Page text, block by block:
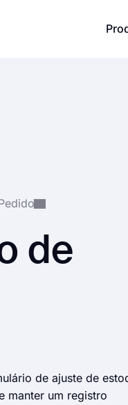
de
de ajuste de
manter um registro